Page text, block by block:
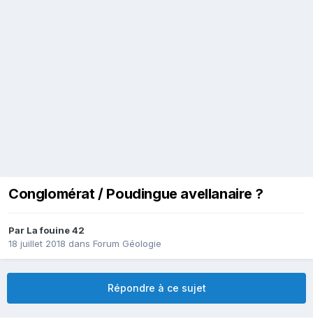
Conglomérat / Poudingue avellanaire ?
Par La fouine 42
18 juillet 2018 dans Forum Géologie
Répondre à ce sujet